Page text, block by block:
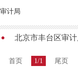
审计局
北京市丰台区审
首页 1/1 尾页